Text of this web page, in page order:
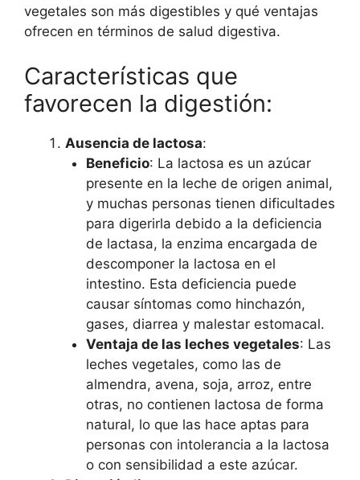
vegetales son más digestibles y qué ventajas
ofrecen en términos de salud digestiva.
Características que
favorecen la digestión:
Ausencia de lactosa:
Beneficio: La lactosa es un azúcar
presente en la leche de origen animal,
y muchas personas tienen dificultades
para digerirla debido a la deficiencia
de lactasa, la enzima encargada de
descomponer la lactosa en el
intestino. Esta deficiencia puede
causar síntomas como hinchazón,
gases, diarrea y malestar estomacal.
Ventaja de las leches vegetales: Las
leches vegetales, como las de
almendra, avena, soja, arroz, entre
otras, no contienen lactosa de forma
natural, lo que las hace aptas para
personas con intolerancia a la lactosa
o con sensibilidad a este azúcar.